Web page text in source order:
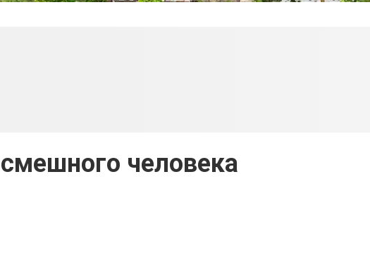
человека